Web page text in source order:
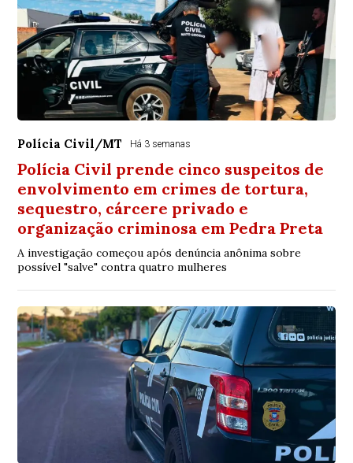
Polícia Civil/MT Há 3 semanas
Polícia Civil prende cinco suspeitos de
envolvimento em crimes de tortura,
sequestro, cárcere privado e
organização criminosa em Pedra Preta
A investigação começou após denúncia anônima sobre
possível "salve" contra quatro mulheres